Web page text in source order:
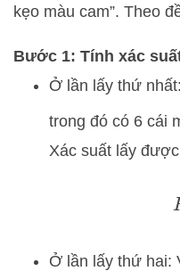
kẹo màu cam”. Theo
Bước 1: Tính xác
Ở lần lấy thứ
trong đó có 6 cái
Xác suất lấy
Ở lần lấy thứ hai: